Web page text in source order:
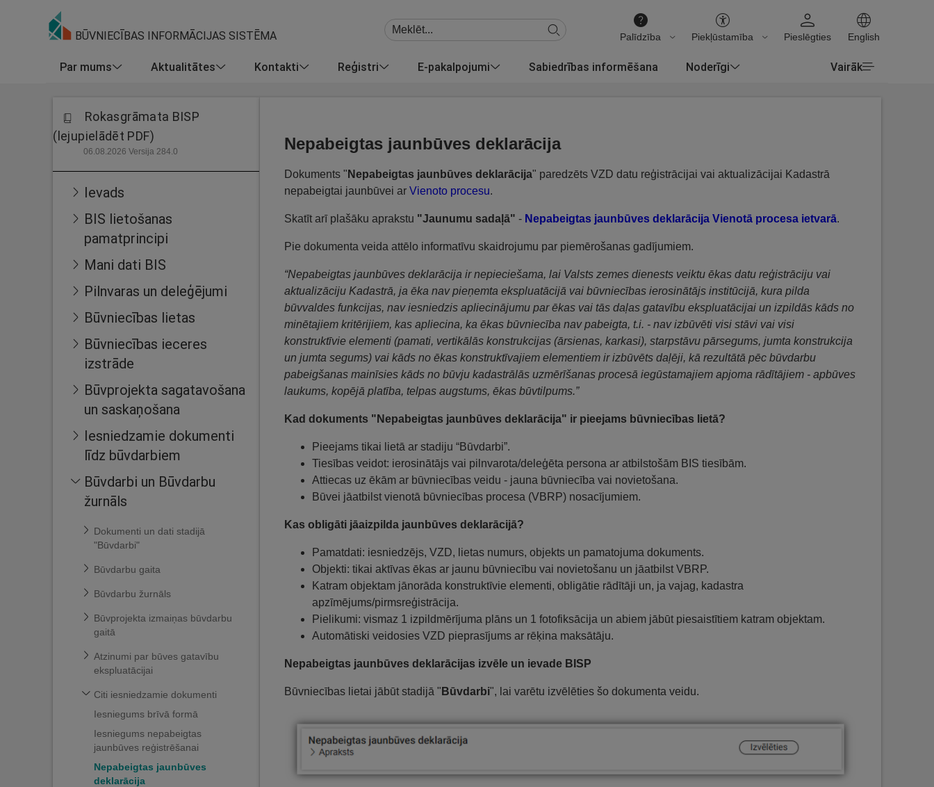
BŪVNIECĪBAS INFORMĀCIJAS SISTĒMA Palīdzība Piekļūstamība Pieslēgties English
Par mums Aktualitātes Kontakti Reģistri E-pakalpojumi Sabiedrības informēšana Noderīgi Vairāk
Rokasgrāmata BISP
(lejupielādēt PDF)
06.08.2026 Versija 284.0
Ievads
BIS lietošanas
pamatprincipi
Mani dati BIS
Pilnvaras un deleģējumi
Būvniecības lietas
Būvniecības ieceres
izstrāde
Būvprojekta sagatavošana
un saskaņošana
Iesniedzamie dokumenti
līdz būvdarbiem
Būvdarbi un Būvdarbu
žurnāls
Dokumenti un dati stadijā
"Būvdarbi"
Būvdarbu gaita
Būvdarbu žurnāls
Būvprojekta izmaiņas būvdarbu
gaitā
Atzinumi par būves gatavību
ekspluatācijai
Citi iesniedzamie dokumenti
Iesniegums brīvā formā
Iesniegums nepabeigtas
jaunbūves reģistrēšanai
Nepabeigtas jaunbūves
deklarācija
Nepabeigtas jaunbūves deklarācija
Dokuments " Nepabeigtas jaunbūves deklarācija" paredzēts VZD datu reģistrācijai vai aktualizācijai Kadastrā
nepabeigtai jaunbūvei ar Vienoto procesu.
Skatīt arī plašāku aprakstu "Jaunumu sadaļā" - Nepabeigtas jaunbūves deklarācija Vienotā procesa ietvarā.
Pie dokumenta veida attēlo informatīvu skaidrojumu par piemērošanas gadījumiem.
“Nepabeigtas jaunbūves deklarācija ir nepieciešama, lai Valsts zemes dienests veiktu ēkas datu reģistrāciju vai
aktualizāciju Kadastrā, ja ēka nav pieņemta ekspluatācijā vai būvniecības ierosinātājs institūcijā, kura pilda
būvvaldes funkcijas, nav iesniedzis apliecinājumu par ēkas vai tās daļas gatavību ekspluatācijai un izpildās kāds no
minētajiem kritērijiem, kas apliecina, ka ēkas būvniecība nav pabeigta, t.i. - nav izbūvēti visi stāvi vai visi
konstruktīvie elementi (pamati, vertikālās konstrukcijas (ārsienas, karkasi), starpstāvu pārsegums, jumta konstrukcija
un jumta segums) vai kāds no ēkas konstruktīvajiem elementiem ir izbūvēts daļēji, kā rezultātā pēc būvdarbu
pabeigšanas mainīsies kāds no būvju kadastrālās uzmērīšanas procesā iegūstamajiem apjoma rādītājiem - apbūves
laukums, kopējā platība, telpas augstums, ēkas būvtilpums.”
Kad dokuments "Nepabeigtas jaunbūves deklarācija" ir pieejams būvniecības lietā?
Pieejams tikai lietā ar stadiju “Būvdarbi”.
Tiesības veidot: ierosinātājs vai pilnvarota/deleģēta persona ar atbilstošām BIS tiesībām.
Attiecas uz ēkām ar būvniecības veidu - jauna būvniecība vai novietošana.
Būvei jāatbilst vienotā būvniecības procesa (VBRP) nosacījumiem.
Kas obligāti jāaizpilda jaunbūves deklarācijā?
Pamatdati: iesniedzējs, VZD, lietas numurs, objekts un pamatojuma dokuments.
Objekti: tikai aktīvas ēkas ar jaunu būvniecību vai novietošanu un jāatbilst VBRP.
Katram objektam jānorāda konstruktīvie elementi, obligātie rādītāji un, ja vajag, kadastra
apzīmējums/pirmsreģistrācija.
Pielikumi: vismaz 1 izpildmērījuma plāns un 1 fotofiksācija un abiem jābūt piesaistītiem katram objektam.
Automātiski veidosies VZD pieprasījums ar rēķina maksātāju.
Nepabeigtas jaunbūves deklarācijas izvēle un ievade BISP
Būvniecības lietai jābūt stadijā " Būvdarbi", lai varētu izvēlēties šo dokumenta veidu.